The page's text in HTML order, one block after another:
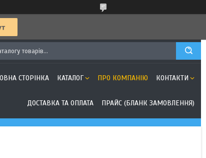
СТОРІНКА КАТАЛОГ ПРО КОМПАНІЮ КОНТАКТИ
ДОСТАВКА ТА ОПЛАТА ПРАЙС (БЛАНК ЗАМОВЛЕННЯ)